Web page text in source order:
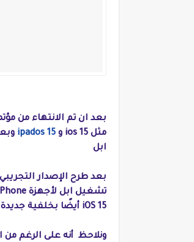
بعد ان تم الانتهاء من
مثل ios 15 و
ipados 15
ابل
iOS 15 أيضًا بخلفية جديدة - ويمكنك تنزيله من هنا.